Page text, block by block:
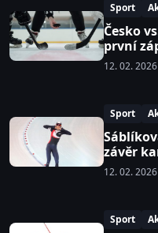
Sport
Česko
první
12. 02. 2026
Sport
závěr
12. 02. 2026
Sport